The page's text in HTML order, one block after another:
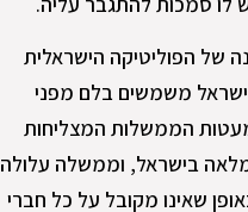
של הפוליטיקה הישראלית
משמשים בלם מפני
הממשלות המצליחות
בישראל, וממשלה עלולה
שאינו מקובל על כל חברי